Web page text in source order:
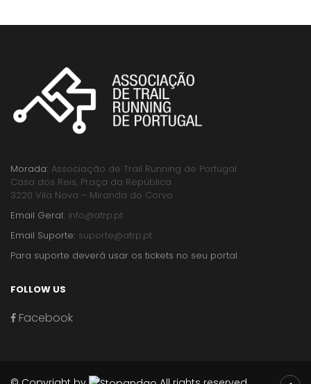
Morada: Associação de Trail Running de Portugal
Casa dos Reis, Praça da República
3220 Vila Nova – Miranda do Corvo
Email Geral: info@atrp.pt
Email Suporte: suporte@atrp.pt
Para suporte deverá usar os tickets no seu portal
FOLLOW US
Facebook